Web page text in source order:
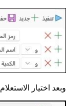
وبعد اختيار